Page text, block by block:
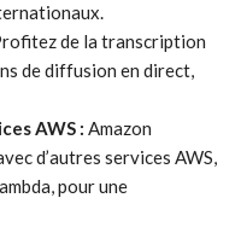
de la transcription
de diffusion en direct,
AWS : Amazon
d’autres services AWS,
pour une